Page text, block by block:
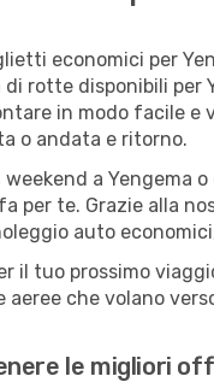
economici per
rotte disponibili per
in modo facile e
o andata e ritorno.
a Yengema
per te. Grazie alla
auto
il tuo prossimo
aeree che volano
le migliori